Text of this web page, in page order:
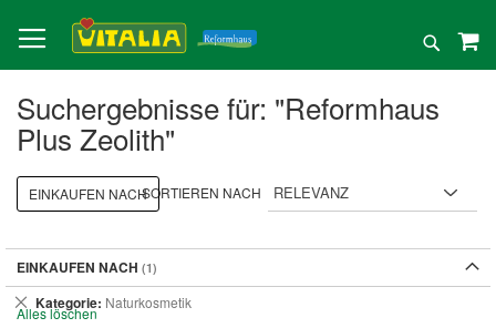
zum
Inhalt
Suche
Suchergebnisse für: "Reformhaus
Plus Zeolith"
SORTIEREN NACH
EINKAUFEN NACH
EINKAUFEN NACH
Kategorie Naturkosmetik
Dies
entfernen
Alles löschen